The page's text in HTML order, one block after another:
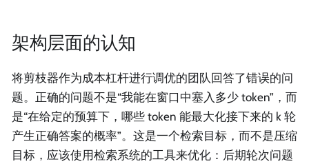
架构层面的认知
将剪枝器作为成本杠杆进行调优的团队回答了错误的问
题。正确的问题不是“我能在窗口中塞入多少 token”，而
是“在给定的预算下，哪些 token 能最大化接下来的 k 轮
产生正确答案的概率”。这是一个检索目标，而不是压缩
目标，应该使用检索系统的工具来优化：后期轮次问题